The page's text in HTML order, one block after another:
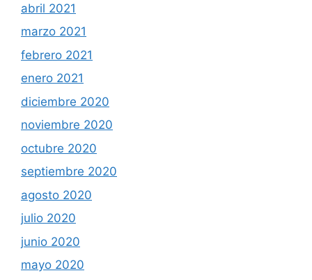
abril 2021
marzo 2021
febrero 2021
enero 2021
diciembre 2020
noviembre 2020
octubre 2020
septiembre 2020
agosto 2020
julio 2020
junio 2020
mayo 2020